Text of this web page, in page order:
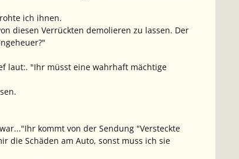
ich ihnen.
diesen Verrückten demolieren zu lassen. Der
laut:. "Ihr müsst eine wahrhaft mächtige
kommt von der Sendung "Versteckte
die Schäden am Auto, sonst muss ich sie